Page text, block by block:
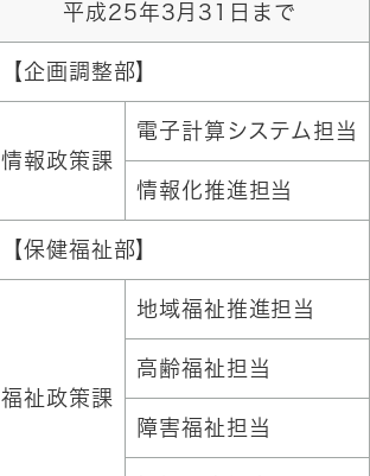
平成25年3月31日まで
【企画調整部】
情報政策課
電子計算システム担当
情報化推進担当
【保健福祉部】
福祉政策課
地域福祉推進担当
高齢福祉担当
障害福祉担当